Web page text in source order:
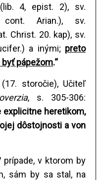
4, epist. 2), sv.
Arian.), sv.
Christ. 20. kap), sv.
a inými; preto
pápežom.“
storočie), Učiteľ
, s. 305-306:
explicitne heretikom,
dôstojnosti a von
prípade, v ktorom by
sám by sa stal, na